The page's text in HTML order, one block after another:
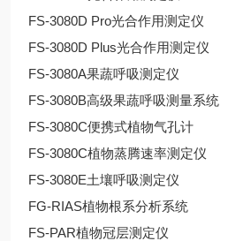
FS-3080D Pro光合作用测定仪
FS-3080D Plus光合作用测定仪
FS-3080A果蔬呼吸测定仪
FS-3080B高级果蔬呼吸测量系统
FS-3080C便携式植物气孔计
FS-3080C植物蒸腾速率测定仪
FS-3080E土壤呼吸测定仪
FG-RIAS植物根系分析系统
FS-PAR植物冠层测定仪